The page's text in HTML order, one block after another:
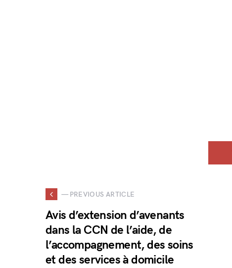
— PREVIOUS ARTICLE
Avis d’extension d’avenants
dans la CCN de l’aide, de
l’accompagnement, des soins
et des services à domicile